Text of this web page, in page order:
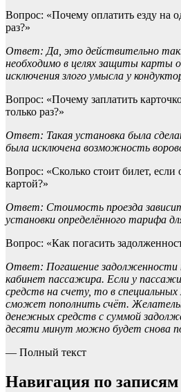
Вопрос: «Почему оплатить езду на
раз?»
Ответ: Да, это действительно так.
необходимо в целях защиты карты
исключения злого умысла у
Вопрос: «Почему заплатить
только раз?»
Ответ: Такая установка была
была исключена возможность
Вопрос: «Сколько стоит билет, если
картой?»
Ответ: Стоимость проезда
установки определённого тарифа
Вопрос: «Как погасить
Ответ: Погашение задолженности
кабинет пассажира. Если у
средств на счету, то в
сможет пополнить счёт.
денежных средств с суммой
десяти минут можно будет снова
— Полный текст
Навигация по записям